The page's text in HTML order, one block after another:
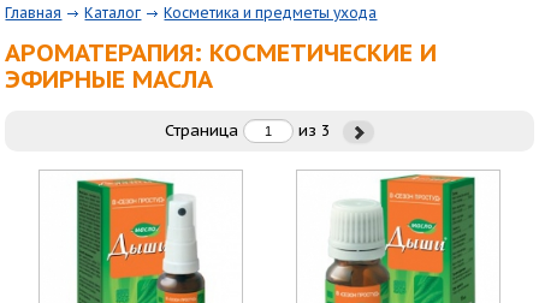
Главная Каталог Косметика и предметы ухода
АРОМАТЕРАПИЯ: КОСМЕТИЧЕСКИЕ И
ЭФИРНЫЕ МАСЛА
Страница из 3